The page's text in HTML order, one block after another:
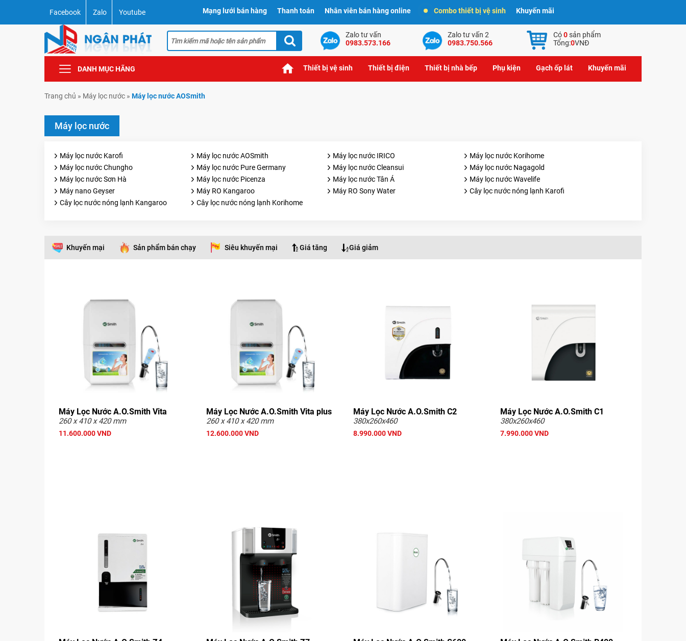
Facebook Zalo Youtube Mạng lưới bán hàng Thanh toán Nhân viên bán hàng online Combo thiết bị vệ sinh Khuyến mãi
Zalo tư vấn
0983.573.166
Zalo tư vấn 2
0983.750.566
Có0sản phẩm
Tổng:0VNĐ
DANH MỤC HÃNG Thiết bị vệ sinh Thiết bị điện Thiết bị nhà bếp Phụ kiện Gạch ốp lát Khuyến mãi
Trang chủ » Máy lọc nước » Máy lọc nước AOSmith
Máy lọc nước
Máy lọc nước Karofi Máy lọc nước AOSmith Máy lọc nước IRICO
Máy lọc nước Korihome
Máy lọc nước Chungho
Máy lọc nước Pure Germany Máy lọc nước Cleansui
Máy lọc nước Nagagold
Máy lọc nước Sơn Hà
Máy lọc nước Picenza Máy lọc nước Tân Á
Máy lọc nước Wavelife
Máy nano Geyser
Máy RO Kangaroo Máy RO Sony Water
Cây lọc nước nóng lạnh Karofi
Cây lọc nước nóng lạnh Kangaroo
Cây lọc nước nóng lạnh Korihome
Khuyến mại Sản phẩm bán chạy Siêu khuyến mại Giá tăng Giá giảm
Máy Lọc Nước A.O.Smith Vita
260 x 410 x 420 mm
11.600.000 VND
Máy Lọc Nước A.O.Smith Vita plus
260 x 410 x 420 mm
12.600.000 VND
Máy Lọc Nước A.O.Smith C2
380x260x460
8.990.000 VND
Máy Lọc Nước A.O.Smith C1
380x260x460
7.990.000 VND